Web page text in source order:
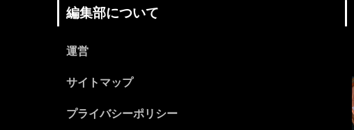
編集部について
運営
サイトマップ
プライバシーポリシー